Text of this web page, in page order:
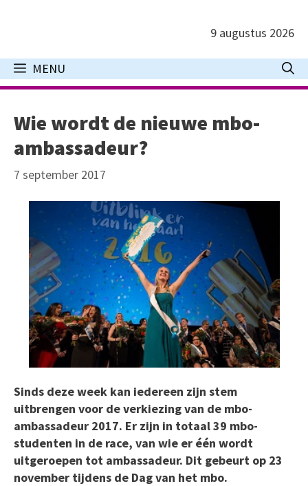
inhoud
9 augustus 2026
MENU
Wie wordt de nieuwe mbo-
ambassadeur?
7 september 2017
Sinds deze week kan iedereen zijn stem
uitbrengen voor de verkiezing van de mbo-
ambassadeur 2017. Er zijn in totaal 39 mbo-
studenten in de race, van wie er één wordt
uitgeroepen tot ambassadeur. Dit gebeurt op 23
november tijdens de Dag van het mbo.